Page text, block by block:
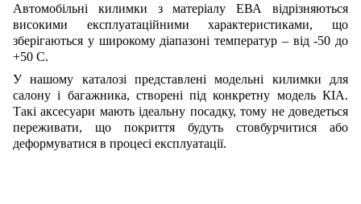
Автомобільні килимки з матеріалу ЕВА відрізняються
високими експлуатаційними характеристиками, що
зберігаються у широкому діапазоні температур – від -50 до
+50 С.
У нашому каталозі представлені модельні килимки для
салону і багажника, створені під конкретну модель КІА.
Такі аксесуари мають ідеальну посадку, тому не доведеться
переживати, що покриття будуть стовбурчитися або
деформуватися в процесі експлуатації.